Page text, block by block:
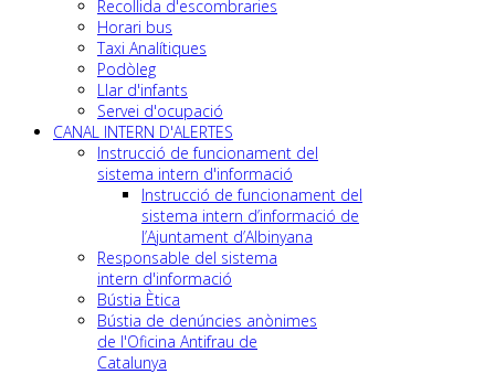
Recollida d'escombraries
Horari bus
Taxi Analítiques
Podòleg
Llar d'infants
Servei d'ocupació
CANAL INTERN D'ALERTES
Instrucció de funcionament del
sistema intern d'informació
Instrucció de funcionament del
sistema intern d’informació de
l’Ajuntament d’Albinyana
Responsable del sistema
intern d'informació
Bústia Ètica
Bústia de denúncies anònimes
de l'Oficina Antifrau de
Catalunya